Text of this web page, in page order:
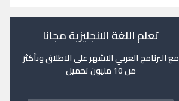
تعلم اللغة الانجليزية مجانا
مع البرنامج العربي الاشهر على الاطلاق وبأكثر
من 10 مليون تحميل